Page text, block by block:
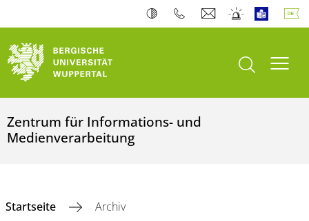
Suche öffnen
Zentrum für Informations- und
Medienverarbeitung
Startseite Archiv